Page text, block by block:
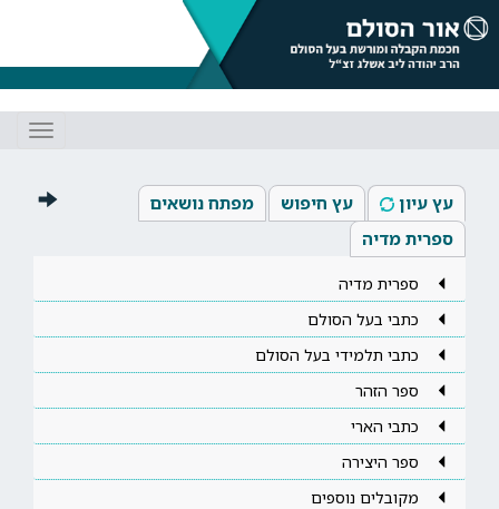
עץ עיון עץ חיפוש
מפתח נושאים
ספרית מדיה
ספרית מדיה
כתבי בעל הסולם
כתבי תלמידי בעל הסולם
ספר הזהר
כתבי הארי
ספר היצירה
מקובלים נוספים